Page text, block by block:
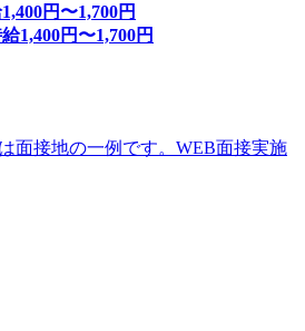
1,400円〜1,700円
給1,400円〜1,700円
面接地の一例です。WEB面接実施